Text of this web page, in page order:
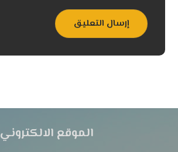
إرسال التعليق
الموقع الالكتروني